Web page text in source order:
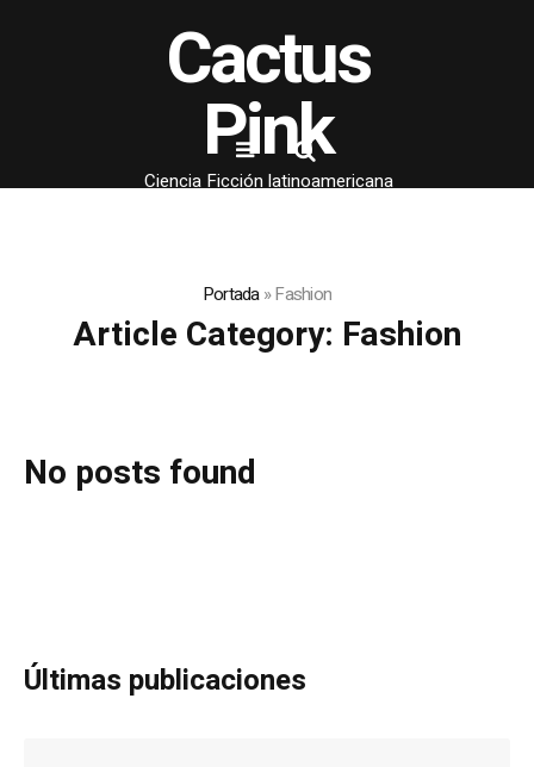
Cactus
Pink
Ciencia Ficción latinoamericana
Portada»Fashion
Article Category: Fashion
No posts found
Últimas publicaciones